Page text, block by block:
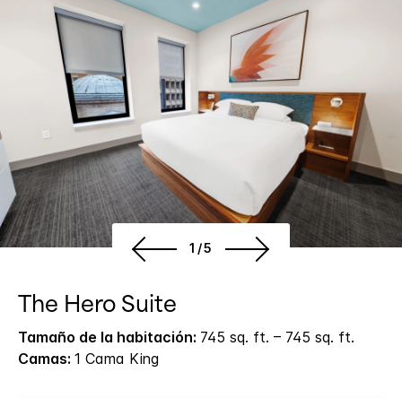
1/5
The Hero Suite
Tamaño de la habitación: 745 sq. ft. – 745 sq. ft.
Camas: 1 Cama King